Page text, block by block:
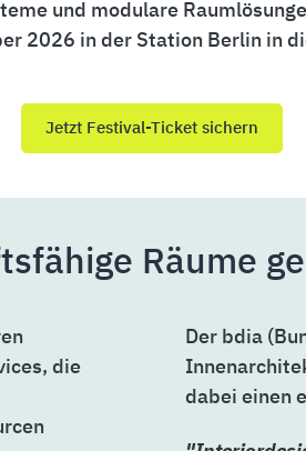
und modulare
2026 in der Station Berlin in
Jetzt Festival-Ticket sichern
Räume
die
Der bdia
dabei einen